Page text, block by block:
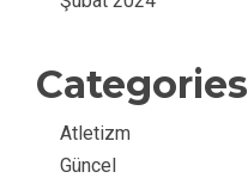
Categories
Atletizm
Güncel